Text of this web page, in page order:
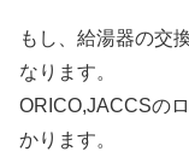
もし、給湯器の交
なります。
ORICO,JACCSの
かります。